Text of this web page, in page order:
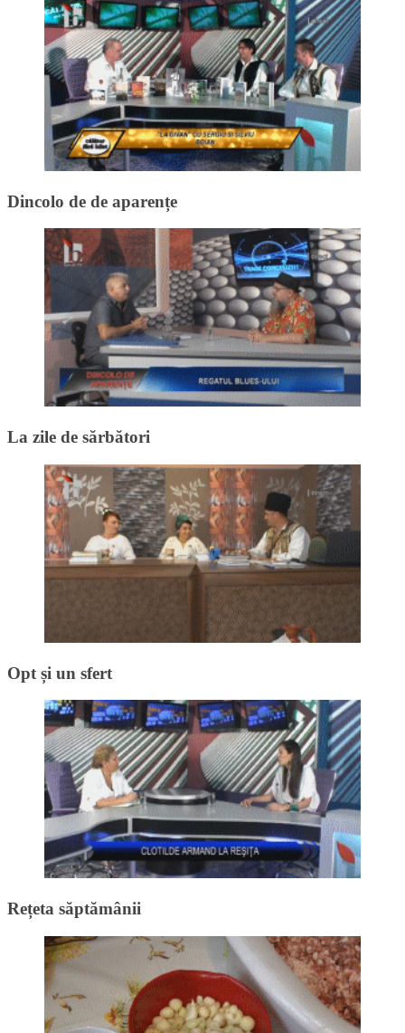
Dincolo de de aparențe
La zile de sărbători
Opt și un sfert
Rețeta săptămânii